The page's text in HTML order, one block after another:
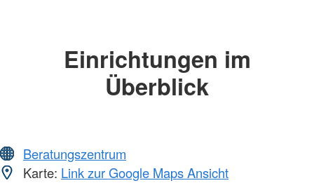
Einrichtungen im
Überblick
Beratungszentrum
Karte: Link zur Google Maps Ansicht